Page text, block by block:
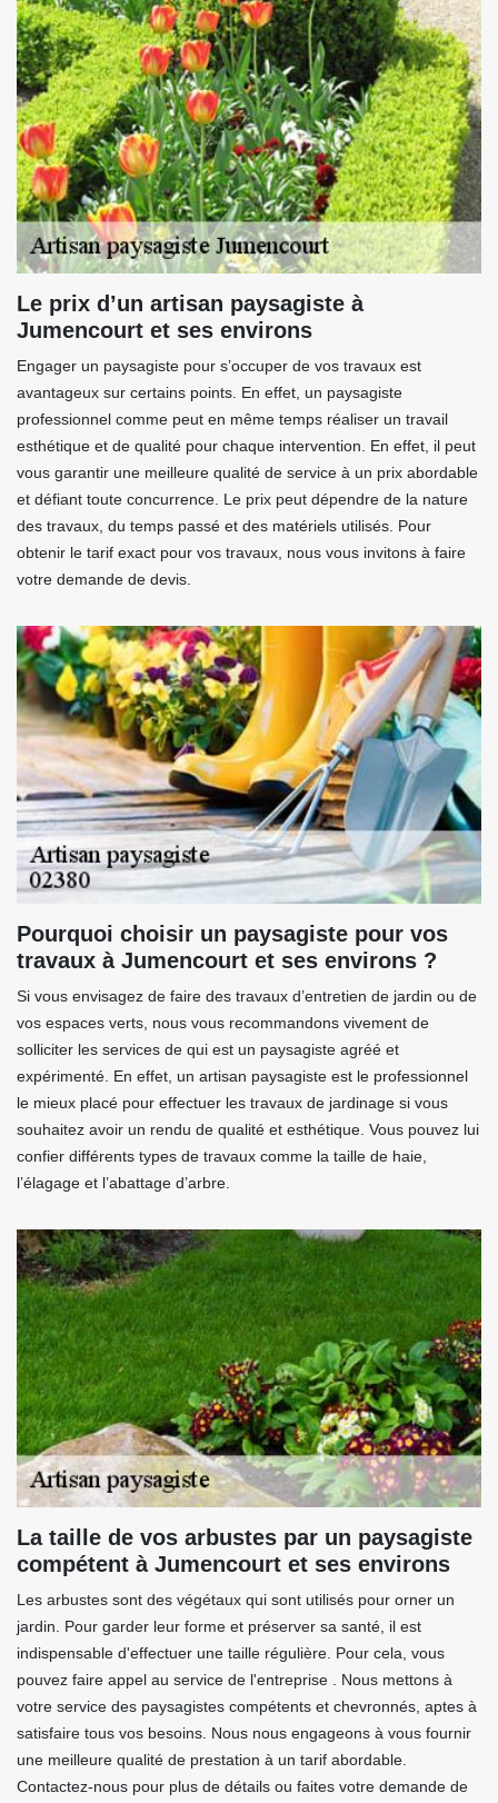
Le prix d’un artisan paysagiste à
Jumencourt et ses environs
Engager un paysagiste pour s’occuper de vos travaux est
avantageux sur certains points. En effet, un paysagiste
professionnel comme peut en même temps réaliser un travail
esthétique et de qualité pour chaque intervention. En effet, il peut
vous garantir une meilleure qualité de service à un prix abordable
et défiant toute concurrence. Le prix peut dépendre de la nature
des travaux, du temps passé et des matériels utilisés. Pour
obtenir le tarif exact pour vos travaux, nous vous invitons à faire
votre demande de devis.
Pourquoi choisir un paysagiste pour vos
travaux à Jumencourt et ses environs ?
Si vous envisagez de faire des travaux d’entretien de jardin ou de
vos espaces verts, nous vous recommandons vivement de
solliciter les services de qui est un paysagiste agréé et
expérimenté. En effet, un artisan paysagiste est le professionnel
le mieux placé pour effectuer les travaux de jardinage si vous
souhaitez avoir un rendu de qualité et esthétique. Vous pouvez lui
confier différents types de travaux comme la taille de haie,
l’élagage et l’abattage d’arbre.
La taille de vos arbustes par un paysagiste
compétent à Jumencourt et ses environs
Les arbustes sont des végétaux qui sont utilisés pour orner un
jardin. Pour garder leur forme et préserver sa santé, il est
indispensable d'effectuer une taille régulière. Pour cela, vous
pouvez faire appel au service de l'entreprise . Nous mettons à
votre service des paysagistes compétents et chevronnés, aptes à
satisfaire tous vos besoins. Nous nous engageons à vous fournir
une meilleure qualité de prestation à un tarif abordable.
Contactez-nous pour plus de détails ou faites votre demande de